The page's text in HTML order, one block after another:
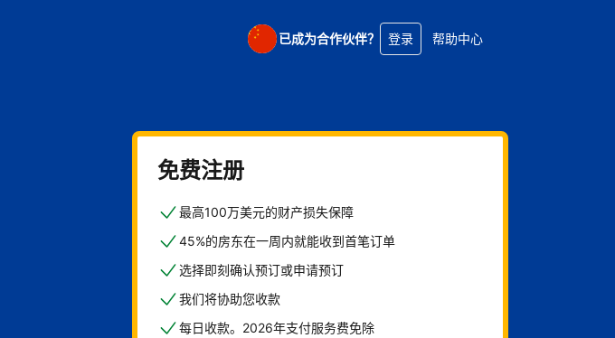
已成为合作伙伴？ 登录 帮助中心
免费注册
最高100万美元的财产损失保障
45%的房东在一周内就能收到首笔订单
选择即刻确认预订或申请预订
我们将协助您收款
每日收款。2026年支付服务费免除